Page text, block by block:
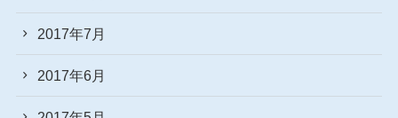
2017年7月
2017年6月